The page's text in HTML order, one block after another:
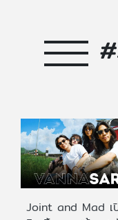
Joint and Mad เ